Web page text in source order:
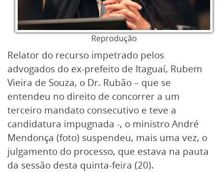
Reprodução
Relator do recurso impetrado pelos
advogados do ex-prefeito de Itaguaí, Rubem
Vieira de Souza, o Dr. Rubão – que se
entendeu no direito de concorrer a um
terceiro mandato consecutivo e teve a
candidatura impugnada -, o ministro André
Mendonça (foto) suspendeu, mais uma vez, o
julgamento do processo, que estava na pauta
da sessão desta quinta-feira (20).